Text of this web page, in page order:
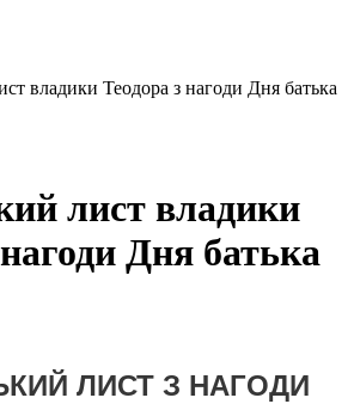
владики Теодора з нагоди Дня батька
лист владики
Дня батька
ЛИСТ З НАГОДИ